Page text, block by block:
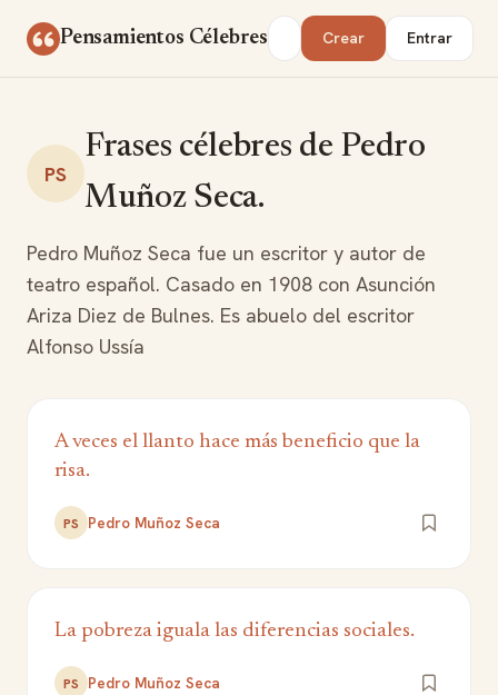
Pensamientos Célebres Buscar Crear Entrar
PS
Frases célebres de Pedro
Muñoz Seca.
Pedro Muñoz Seca fue un escritor y autor de
teatro español. Casado en 1908 con Asunción
Ariza Diez de Bulnes. Es abuelo del escritor
Alfonso Ussía
A veces el llanto hace más beneficio que la
risa.
PS Pedro Muñoz Seca
La pobreza iguala las diferencias sociales.
PS Pedro Muñoz Seca